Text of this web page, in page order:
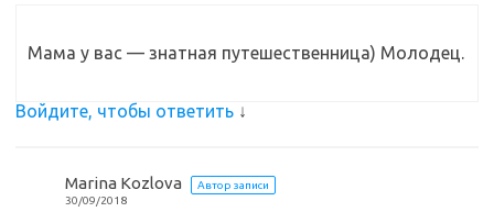
Мама у вас — знатная путешественница) Молодец.
Войдите, чтобы ответить ↓
Marina Kozlova
Автор записи
30/09/2018